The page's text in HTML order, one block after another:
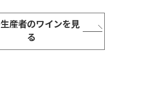
産者のワインを見
る